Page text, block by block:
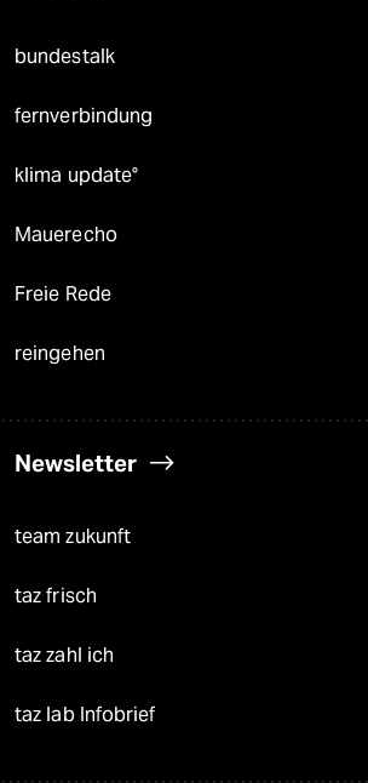
bundestalk
fernverbindung
klima update°
Mauerecho
Freie Rede
reingehen
Newsletter
team zukunft
taz frisch
taz zahl ich
taz lab Infobrief